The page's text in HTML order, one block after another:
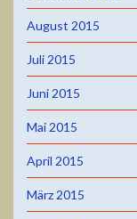
August 2015
Juli 2015
Juni 2015
Mai 2015
April 2015
März 2015